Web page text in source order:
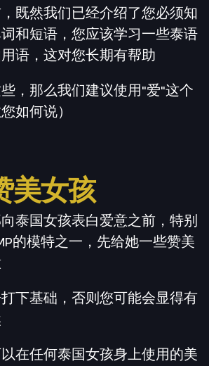
既然我们已经介绍了您必须知
和短语，您应该学习一些泰语
语，这对您长期有帮助
，那么我们建议使用"爱"这个
如何说）
美女孩
泰国女孩表白爱意之前，特别
的模特之一，先给她一些赞美
下基础，否则您可能会显得有
在任何泰国女孩身上使用的美